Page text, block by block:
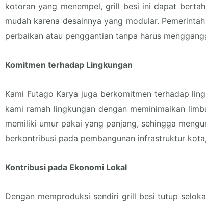
kotoran yang menempel, grill besi ini dapat
mudah karena desainnya yang modular.
perbaikan atau penggantian tanpa harus
Komitmen terhadap Lingkungan
Kami Futago Karya juga berkomitmen terhadap
kami ramah lingkungan dengan meminimalkan
memiliki umur pakai yang panjang, sehingga
berkontribusi pada pembangunan infrastruktur
Kontribusi pada Ekonomi Lokal
Dengan memproduksi sendiri grill besi tutup